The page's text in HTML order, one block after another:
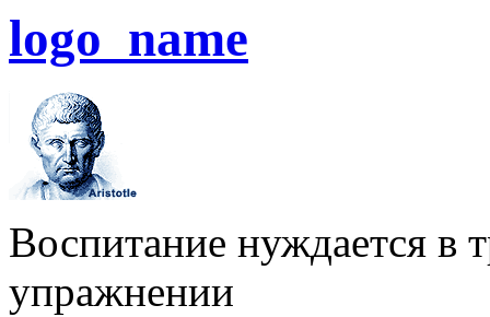
logo_name
Воспитание нуждается в
упражнении